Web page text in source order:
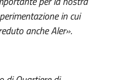
in cui
anche Aler».